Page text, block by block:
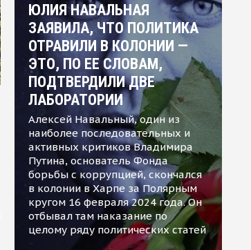
ЮЛИЯ НАВАЛЬНАЯ
ЗАЯВИЛА, ЧТО ПОЛИТИКА
ОТРАВИЛИ В КОЛОНИИ —
ЭТО, ПО ЕЕ СЛОВАМ,
ПОДТВЕРДИЛИ ДВЕ
ЛАБОРАТОРИИ
Алексей Навальный, один из
наиболее последовательных и
активных критиков Владимира
Путина, основатель Фонда
борьбы с коррупцией, скончался
в колонии в Харпе за Полярным
кругом 16 февраля 2024 года. Он
отбывал там наказание по
целому ряду политических статей